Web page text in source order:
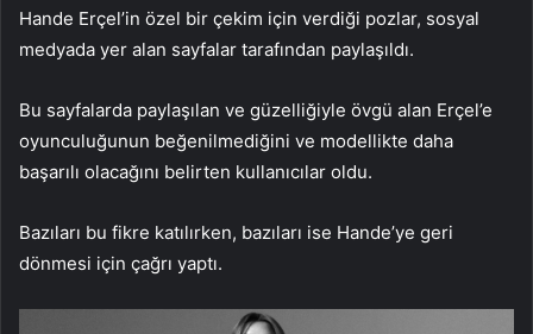
Hande Erçel’in özel bir çekim için verdiği pozlar, sosyal
medyada yer alan sayfalar tarafından paylaşıldı.
Bu sayfalarda paylaşılan ve güzelliğiyle övgü alan Erçel’e
oyunculuğunun beğenilmediğini ve modellikte daha
başarılı olacağını belirten kullanıcılar oldu.
Bazıları bu fikre katılırken, bazıları ise Hande’ye geri
dönmesi için çağrı yaptı.